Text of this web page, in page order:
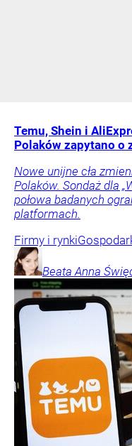
Temu, Shein i
Polaków zapytano o
Nowe unijne cła
Polaków. Sondaż dla
połowa badanych
platformach.
Firmy i rynki
Beata Anna